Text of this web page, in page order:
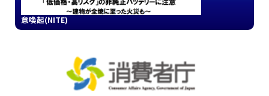
意喚起(NITE)